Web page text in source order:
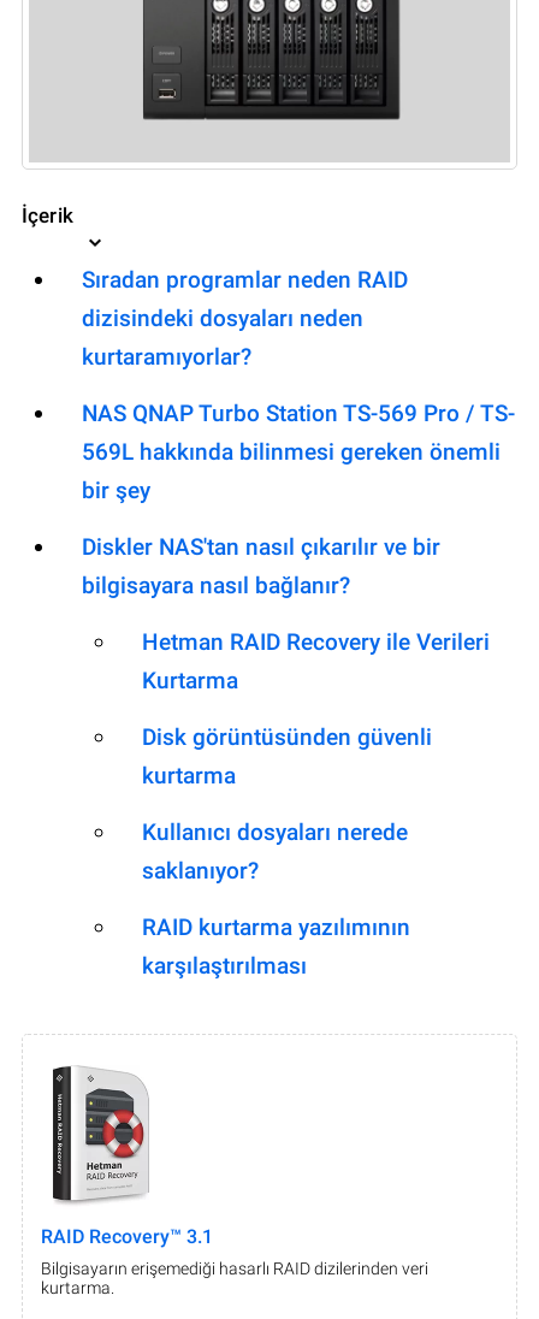
İçerik
Sıradan programlar neden RAID
dizisindeki dosyaları neden
kurtaramıyorlar?
NAS QNAP Turbo Station TS-569 Pro / TS-
569L hakkında bilinmesi gereken önemli
bir şey
Diskler NAS'tan nasıl çıkarılır ve bir
bilgisayara nasıl bağlanır?
Hetman RAID Recovery ile Verileri
Kurtarma
Disk görüntüsünden güvenli
kurtarma
Kullanıcı dosyaları nerede
saklanıyor?
RAID kurtarma yazılımının
karşılaştırılması
RAID Recovery™ 3.1
Bilgisayarın erişemediği hasarlı RAID dizilerinden veri
kurtarma.